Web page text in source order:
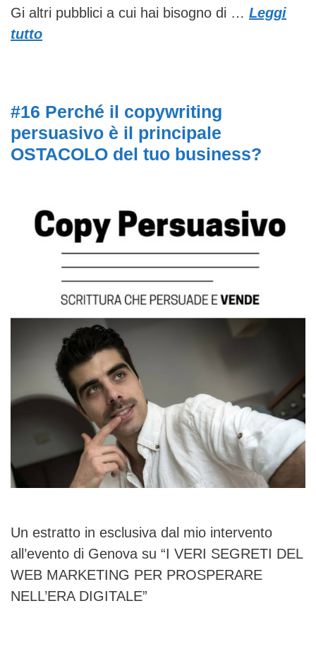
Gi altri pubblici a cui hai bisogno di … Leggi
tutto
#16 Perché il copywriting
persuasivo è il principale
OSTACOLO del tuo business?
Un estratto in esclusiva dal mio intervento
all’evento di Genova su “I VERI SEGRETI DEL
WEB MARKETING PER PROSPERARE
NELL’ERA DIGITALE”